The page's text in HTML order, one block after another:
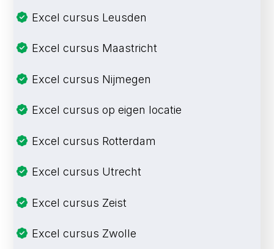
Excel cursus Leusden
Excel cursus Maastricht
Excel cursus Nijmegen
Excel cursus op eigen locatie
Excel cursus Rotterdam
Excel cursus Utrecht
Excel cursus Zeist
Excel cursus Zwolle